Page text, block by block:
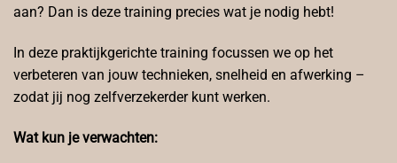
aan? Dan is deze training precies wat je nodig hebt!
In deze praktijkgerichte training focussen we op het
verbeteren van jouw technieken, snelheid en afwerking –
zodat jij nog zelfverzekerder kunt werken.
Wat kun je verwachten: